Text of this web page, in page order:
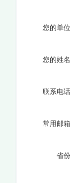
您的单位
您的姓名
联系电话
常用邮箱
省份